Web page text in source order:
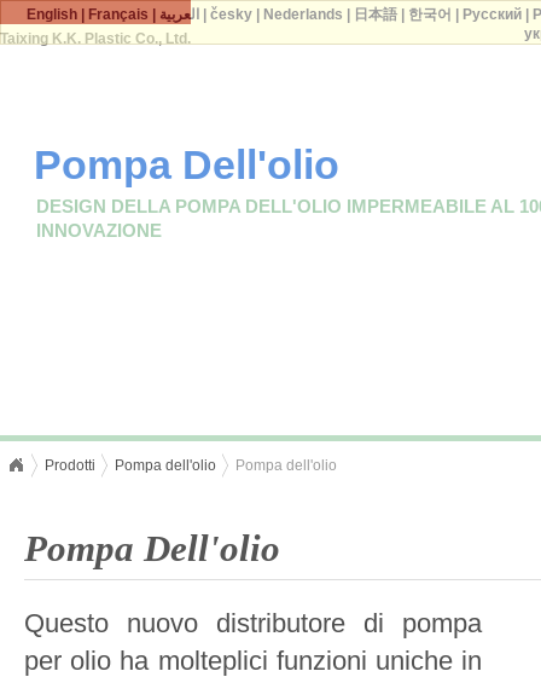
Taixing K.K. Plastic Co., Ltd.
Pompa Dell'olio
DESIGN DELLA POMPA DELL'OLIO IMPERMEABILE AL
INNOVAZIONE
Prodotti Pompa dell'olio Pompa dell'olio
Pompa Dell'olio
Questo nuovo distributore di pompa
per olio ha molteplici funzioni uniche in
English Français العربية |česky Nederlands 日本語 한국어 Русский